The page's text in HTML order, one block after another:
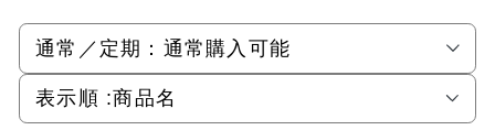
通常／定期： 通常購入可能
表示順 :商品名